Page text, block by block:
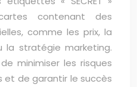
contenant des
comme les prix, la
stratégie marketing.
minimiser les risques
et de garantir le succès